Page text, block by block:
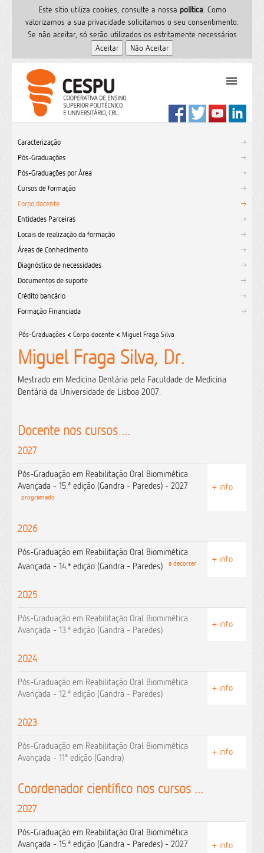
Este sítio utiliza cookies, consulte a nossa polí­tica. Como
valorizamos a sua privacidade solicitamos o seu consentimento.
Se não aceitar, só serão utilizados os estritamente necessários
PT
Formação
Serviços de Saúde
CESPU
Sites do grupo
Utilizador
Contactos
Caracterização
Pós-Graduações
Pós-Graduações por Área
Cursos de formação
Corpo docente
Entidades Parceiras
Locais de realização da formação
Áreas de Conhecimento
Diagnóstico de necessidades
Documentos de suporte
Crédito bancário
Formação Financiada
Pós-Graduações < Corpo docente < Miguel Fraga Silva
Miguel Fraga Silva, Dr.
Mestrado em Medicina Dentária pela Faculdade de Medicina
Dentária da Universidade de Lisboa 2007.
Docente nos cursos ...
2027
Pós-Graduação em Reabilitação Oral Biomimética
Avançada - 15.ª edição (Gandra - Paredes) - 2027
programado
+ info
2026
Pós-Graduação em Reabilitação Oral Biomimética
Avançada - 14.ª edição (Gandra - Paredes)
a decorrer + info
2025
Pós-Graduação em Reabilitação Oral Biomimética
Avançada - 13.ª edição (Gandra - Paredes)
+ info
2024
Pós-Graduação em Reabilitação Oral Biomimética
Avançada - 12.ª edição (Gandra - Paredes)
+ info
2023
Pós-Graduação em Reabilitação Oral Biomimética
Avançada - 11ª edição (Gandra)
+ info
Coordenador científico nos cursos ...
2027
Pós-Graduação em Reabilitação Oral Biomimética
Avançada - 15.ª edição (Gandra - Paredes) - 2027
+ info